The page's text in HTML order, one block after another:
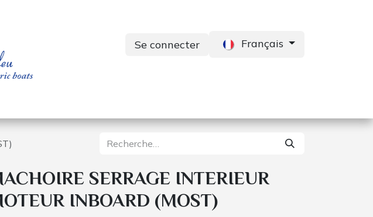
Se connecter Français
SERRAGE INTERIEUR
INBOARD (MOST)